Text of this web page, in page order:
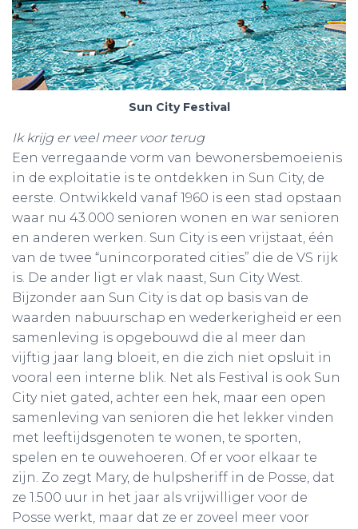
Sun City Festival
Ik krijg er veel meer voor terug
Een verregaande vorm van bewonersbemoeienis
in de exploitatie is te ontdekken in Sun City, de
eerste. Ontwikkeld vanaf 1960 is een stad opstaan
waar nu 43.000 senioren wonen en war senioren
en anderen werken. Sun City is een vrijstaat, één
van de twee “unincorporated cities” die de VS rijk
is. De ander ligt er vlak naast, Sun City West.
Bijzonder aan Sun City is dat op basis van de
waarden nabuurschap en wederkerigheid er een
samenleving is opgebouwd die al meer dan
vijftig jaar lang bloeit, en die zich niet opsluit in
vooral een interne blik. Net als Festival is ook Sun
City niet gated, achter een hek, maar een open
samenleving van senioren die het lekker vinden
met leeftijdsgenoten te wonen, te sporten,
spelen en te ouwehoeren. Of er voor elkaar te
zijn. Zo zegt Mary, de hulpsheriff in de Posse, dat
ze 1.500 uur in het jaar als vrijwilliger voor de
Posse werkt, maar dat ze er zoveel meer voor